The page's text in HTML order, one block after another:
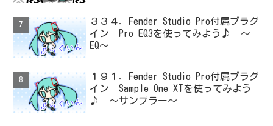
３３４．Fender Studio Pro付属プラグ
イン Pro EQ3を使ってみよう♪ ～
EQ～
１９１．Fender Studio Pro付属プラグ
イン Sample One XTを使ってみよう
♪ ～サンプラー～